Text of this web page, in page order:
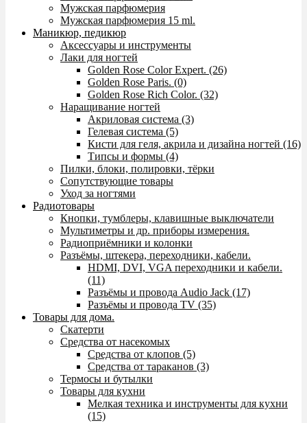
Мужская парфюмерия
Мужская парфюмерия 15 ml.
Маникюр, педикюр
Аксессуары и инструменты
Лаки для ногтей
Golden Rose Color Expert. (26)
Golden Rose Paris. (0)
Golden Rose Rich Color. (32)
Наращивание ногтей
Акриловая система (3)
Гелевая система (5)
Кисти для геля, акрила и дизайна ногтей (16)
Типсы и формы (4)
Пилки, блоки, полировки, тёрки
Сопутствующие товары
Уход за ногтями
Радиотовары
Кнопки, тумблеры, клавишные выключатели
Мультиметры и др. приборы измерения.
Радиоприёмники и колонки
Разъёмы, штекера, переходники, кабели.
HDMI, DVI, VGA переходники и кабели.
(11)
Разъёмы и провода Audio Jack (17)
Разъёмы и провода TV (35)
Товары для дома.
Скатерти
Средства от насекомых
Средства от клопов (5)
Средства от тараканов (3)
Термосы и бутылки
Товары для кухни
Мелкая техника и инструменты для кухни
(15)